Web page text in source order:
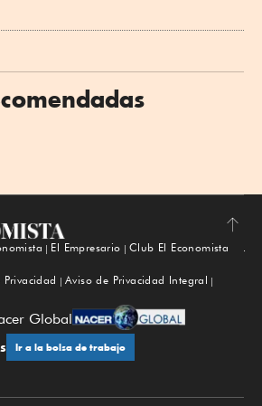
Subir
El Empresario
Club El Economista
Aviso de Privacidad Integral
Global
Ir a la bolsa de trabajo